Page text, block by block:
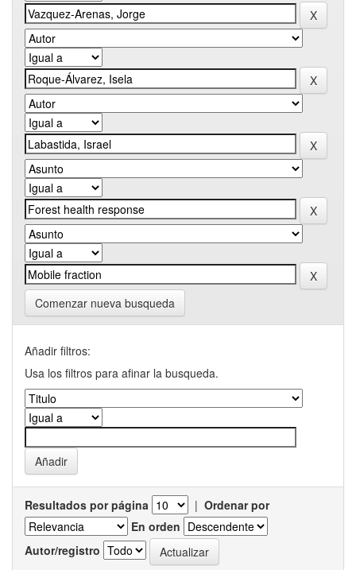
Comenzar nueva busqueda
Añadir filtros:
Usa los filtros para afinar la busqueda.
Resultados por página | Ordenar por
En orden
Autor/registro